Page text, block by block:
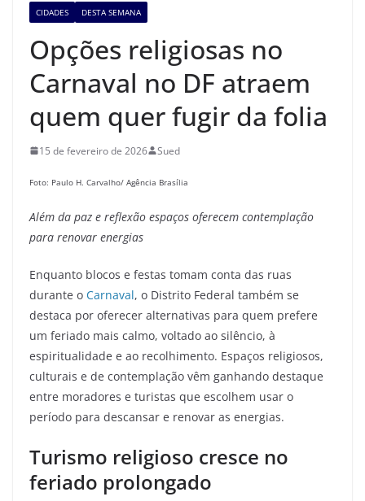
CIDADES DESTA SEMANA
Opções religiosas no
Carnaval no DF atraem
quem quer fugir da folia
15 de fevereiro de 2026 Sued
Foto: Paulo H. Carvalho/ Agência Brasília
Além da paz e reflexão espaços oferecem contemplação
para renovar energias
Enquanto blocos e festas tomam conta das ruas
durante o Carnaval, o Distrito Federal também se
destaca por oferecer alternativas para quem prefere
um feriado mais calmo, voltado ao silêncio, à
espiritualidade e ao recolhimento. Espaços religiosos,
culturais e de contemplação vêm ganhando destaque
entre moradores e turistas que escolhem usar o
período para descansar e renovar as energias.
Turismo religioso cresce no
feriado prolongado